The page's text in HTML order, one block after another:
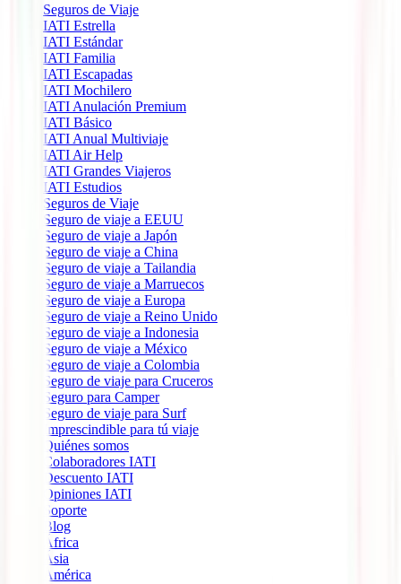
Seguros de Viaje
IATI Estrella
IATI Estándar
IATI Familia
IATI Escapadas
IATI Mochilero
IATI Anulación Premium
IATI Básico
IATI Anual Multiviaje
IATI Air Help
IATI Grandes Viajeros
IATI Estudios
Seguros de Viaje
Seguro de viaje a EEUU
Seguro de viaje a Japón
Seguro de viaje a China
Seguro de viaje a Tailandia
Seguro de viaje a Marruecos
Seguro de viaje a Europa
Seguro de viaje a Reino Unido
Seguro de viaje a Indonesia
Seguro de viaje a México
Seguro de viaje a Colombia
Seguro de viaje para Cruceros
Seguro para Camper
Seguro de viaje para Surf
Imprescindible para tú viaje
Quiénes somos
Colaboradores IATI
Descuento IATI
Opiniones IATI
Soporte
Blog
África
Ásia
América